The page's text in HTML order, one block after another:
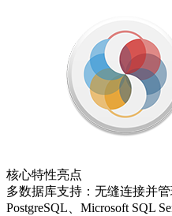
核心特性亮点
多数据库支持‌：无缝连接并管
PostgreSQL、Microsoft SQL